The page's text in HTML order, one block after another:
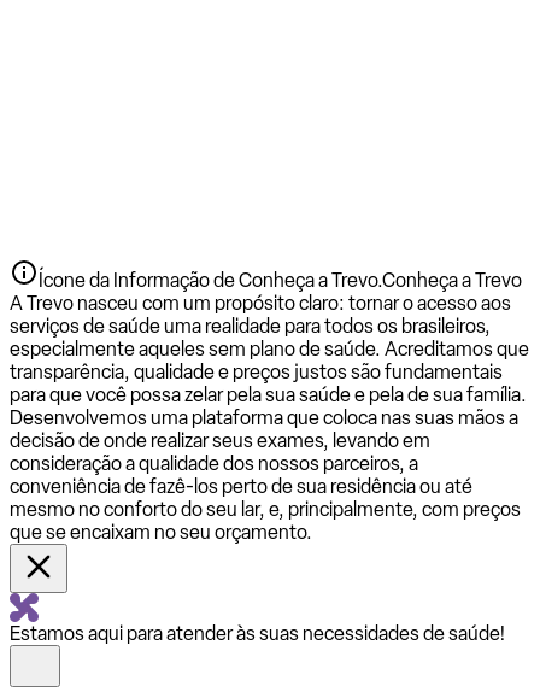
Ícone da Informação de Conheça a Trevo.Conheça a Trevo
A Trevo nasceu com um propósito claro: tornar o acesso aos
serviços de saúde uma realidade para todos os brasileiros,
especialmente aqueles sem plano de saúde. Acreditamos que
transparência, qualidade e preços justos são fundamentais
para que você possa zelar pela sua saúde e pela de sua família.
Desenvolvemos uma plataforma que coloca nas suas mãos a
decisão de onde realizar seus exames, levando em
consideração a qualidade dos nossos parceiros, a
conveniência de fazê-los perto de sua residência ou até
mesmo no conforto do seu lar, e, principalmente, com preços
que se encaixam no seu orçamento.
Estamos aqui para atender às suas necessidades de saúde!